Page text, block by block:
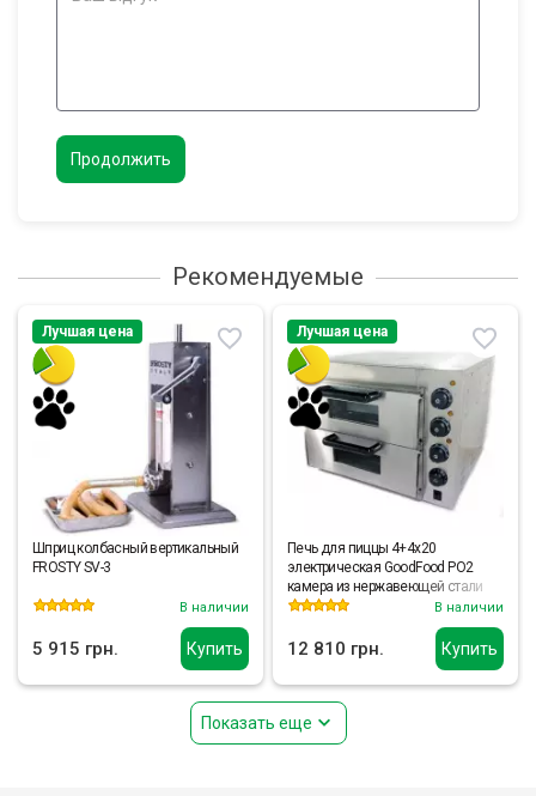
Продолжить
Рекомендуемые
Купить
Лучшая цена
Шприц колбасный вертикальный
FROSTY SV-3
В наличии
5 915 грн. Купить
Лучшая цена
Печь для пиццы 4+4х20
электрическая GoodFood PO2
камера из нержавеющей стали
В наличии
12 810 грн.
Показать еще